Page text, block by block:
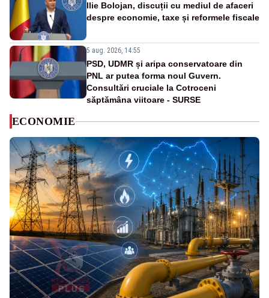
Ilie Bolojan, discuții cu mediul de afaceri
despre economie, taxe și reformele fiscale
5 aug. 2026, 14:55
PSD, UDMR și aripa conservatoare din
PNL ar putea forma noul Guvern.
Consultări cruciale la Cotroceni
săptămâna viitoare - SURSE
ECONOMIE